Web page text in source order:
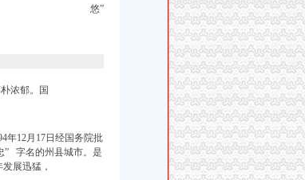
悠”
浓郁。国
年12月17日经国务院批
” 字名的州县城市。是
展迅猛，